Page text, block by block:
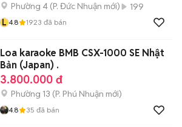
Phường 4 (P. Đức Nhuận mới)
199
L 4.8 1923 đã bán
Loa karaoke BMB CSX-1000 SE Nhật
Bản (Japan) .
3.800.000 đ
Phường 13 (P. Phú Nhuận mới)
4.8 35 đã bán